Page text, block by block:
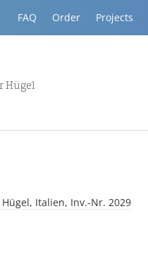
FAQ Order Projects
Hügel
Italien, Inv.-Nr. 2029